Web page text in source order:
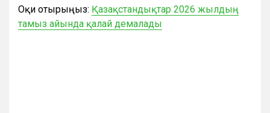
Оқи отырыңыз: Қазақстандықтар 2026 жылдың
тамыз айында қалай демалады